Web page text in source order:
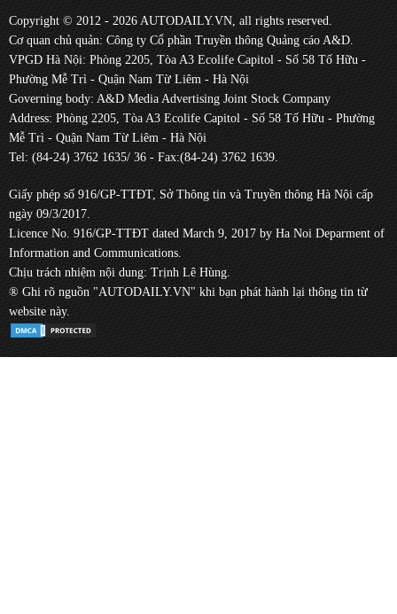
Copyright © 2012 - 2026 AUTODAILY.VN, all rights reserved.
Cơ quan chủ quản: Công ty Cổ phần Truyền thông Quảng cáo A&D.
VPGD Hà Nội: Phòng 2205, Tòa A3 Ecolife Capitol - Số 58 Tố Hữu -
Phường Mễ Trì - Quận Nam Từ Liêm - Hà Nội
Governing body: A&D Media Advertising Joint Stock Company
Address: Phòng 2205, Tòa A3 Ecolife Capitol - Số 58 Tố Hữu - Phường
Mễ Trì - Quận Nam Từ Liêm - Hà Nội
Tel: (84-24) 3762 1635/ 36 - Fax:(84-24) 3762 1639.
Giấy phép số 916/GP-TTĐT, Sở Thông tin và Truyền thông Hà Nội cấp
ngày 09/3/2017.
Licence No. 916/GP-TTĐT dated March 9, 2017 by Ha Noi Deparment of
Information and Communications.
Chịu trách nhiệm nội dung: Trịnh Lê Hùng.
® Ghi rõ nguồn "AUTODAILY.VN" khi bạn phát hành lại thông tin từ
website này.